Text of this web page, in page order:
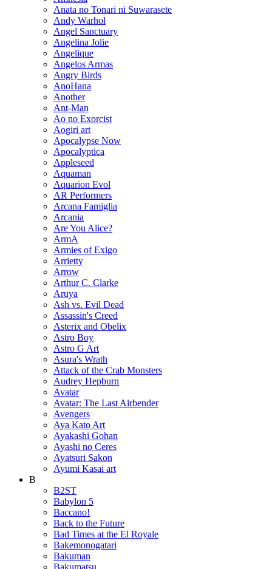
Anata no Tonari ni Suwarasete
Andy Warhol
Angel Sanctuary
Angelina Jolie
Angelique
Angelos Armas
Angry Birds
AnoHana
Another
Ant-Man
Ao no Exorcist
Aogiri art
Apocalypse Now
Apocalyptica
Appleseed
Aquaman
Aquarion Evol
AR Performers
Arcana Famiglia
Arcania
Are You Alice?
ArmA
Armies of Exigo
Arrietty
Arrow
Arthur C. Clarke
Aruya
Ash vs. Evil Dead
Assassin's Creed
Asterix and Obelix
Astro Boy
Astro G Art
Asura's Wrath
Attack of the Crab Monsters
Audrey Hepburn
Avatar
Avatar: The Last Airbender
Avengers
Aya Kato Art
Ayakashi Gohan
Ayashi no Ceres
Ayatsuri Sakon
Ayumi Kasai art
B
B2ST
Babylon 5
Baccano!
Back to the Future
Bad Times at the El Royale
Bakemonogatari
Bakuman
Bakumatsu